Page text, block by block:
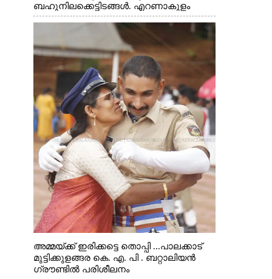
ബഹുനിലക്കെട്ടിടങ്ങൾ. എറണാകുളം
ചാത്യാത്ത് റോഡിൽ നിന്നുള്ള കാഴ്ച
അമ്മയ്ക്ക് ഇരിക്കട്ടെ തൊപ്പി ...പാലക്കാട്
മുട്ടിക്കുളങ്ങര കെ. എ. പി . ബറ്റാലിയൻ
ഗ്രൗണ്ടിൽ പരിശീലനം